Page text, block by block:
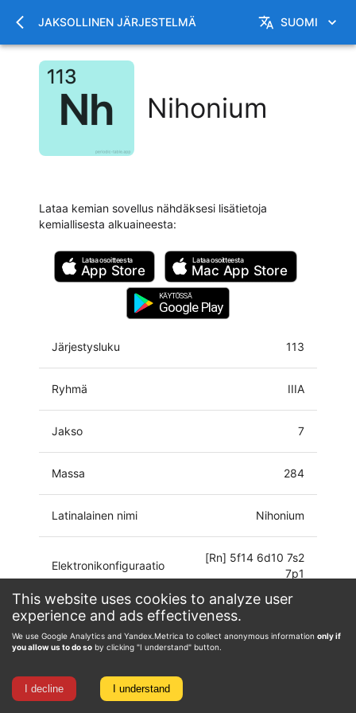
This website uses cookies to analyze user
experience and ads effectiveness.
We use Google Analytics and Yandex.Metrica to collect anonymous information only if
you allow us to do so by clicking "I understand" button.
I decline I understand
JAKSOLLINEN JÄRJESTELMÄ SUOMI
Nihonium
Lataa kemian sovellus nähdäksesi lisätietoja
kemiallisesta alkuaineesta:
Lataa osoitteesta
App Store
Lataa osoitteesta
Mac App Store
KÄYTÖSSÄ
Google Play
Järjestysluku 113
Ryhmä IIIA
Jakso 7
Massa 284
Latinalainen nimi Nihonium
Elektronikonfiguraatio
[Rn] 5f14 6d10 7s2
7p1
Hapetustila